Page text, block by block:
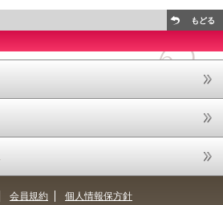
もどる
会員規約 個人情報保方針